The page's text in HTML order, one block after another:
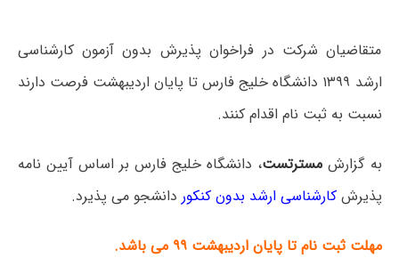
متقاضیان شرکت در فراخوان پذیرش بدون آزمون کارشناسی
ارشد ۱۳۹۹ دانشگاه خلیج فارس تا پایان اردیبهشت فرصت دارند
نسبت به ثبت نام اقدام کنند.
به گزارش مسترتست، دانشگاه خلیج فارس بر اساس آیین نامه
پذیرش کارشناسی ارشد بدون کنکور دانشجو می پذیرد.
مهلت ثبت نام تا پایان اردیبهشت ۹۹ می باشد.